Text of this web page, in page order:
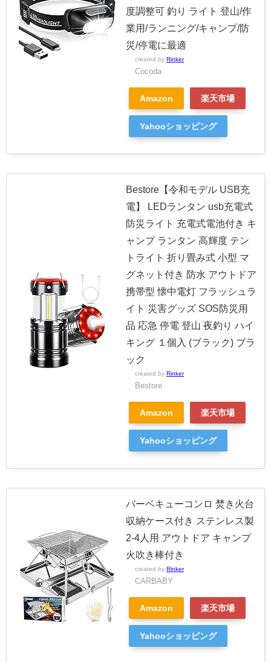
度調整可 釣り ライト 登山/作
業用/ランニング/キャンプ/防
災/停電に最適
created by Rinker
Cocoda
Amazon 楽天市場
Yahooショッピング
Bestore【令和モデル USB充
電】 LEDランタン usb充電式
防災ライト 充電式電池付き キ
ャンプ ランタン 高輝度 テン
トライト 折り畳み式 小型 マ
グネット付き 防水 アウトドア
携帯型 懐中電灯 フラッシュラ
イト 災害グッズ SOS防災用
品 応急 停電 登山 夜釣り ハイ
キング １個入 (ブラック) ブラ
ック
created by Rinker
Bestore
Amazon 楽天市場
Yahooショッピング
バーベキューコンロ 焚き火台
収納ケース付き ステンレス製
2-4人用 アウトドア キャンプ
火吹き棒付き
created by Rinker
CARBABY
Amazon 楽天市場
Yahooショッピング